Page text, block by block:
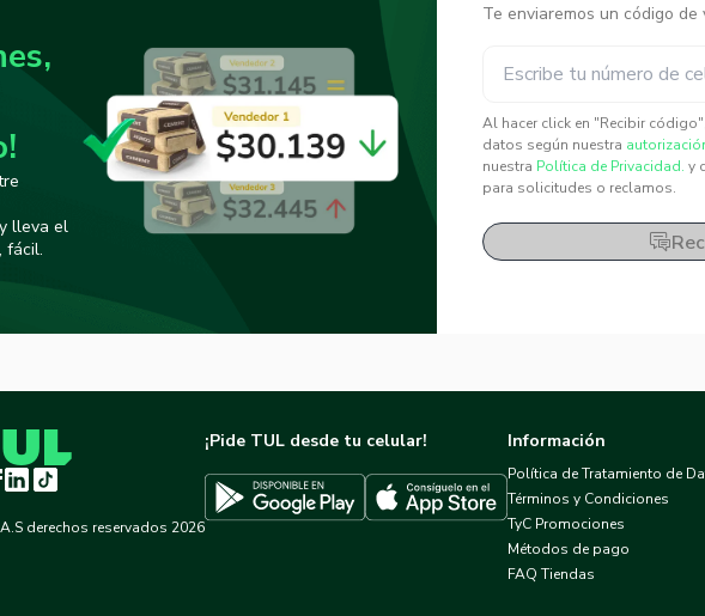
lleva el
fácil.
Te enviaremos un código de
Al hacer click en "Recibir
datos según nuestra
nuestra Política de Privacidad. y
para solicitudes o reclamos.
LinkedInTikTok
derechos reservados 2026
¡Pide TUL desde tu celular!
Descargar TUL en Google PlayDescargar TUL en App Store
Información
Política de Tratamiento de
Términos y Condiciones
TyC Promociones
Métodos de pago
FAQ Tiendas